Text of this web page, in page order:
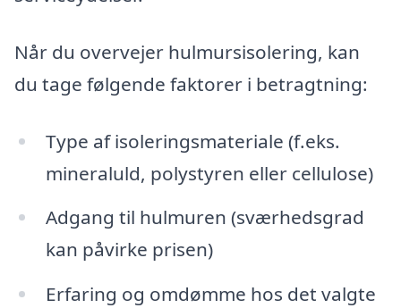
Når du overvejer hulmursisolering, kan
du tage følgende faktorer i betragtning:
Type af isoleringsmateriale (f.eks.
mineraluld, polystyren eller cellulose)
Adgang til hulmuren (sværhedsgrad
kan påvirke prisen)
Erfaring og omdømme hos det valgte